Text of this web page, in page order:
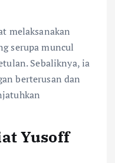
melaksanakan
serupa muncul
Sebaliknya, ia
berterusan dan
Yusoff